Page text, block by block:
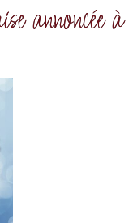
annoncée à